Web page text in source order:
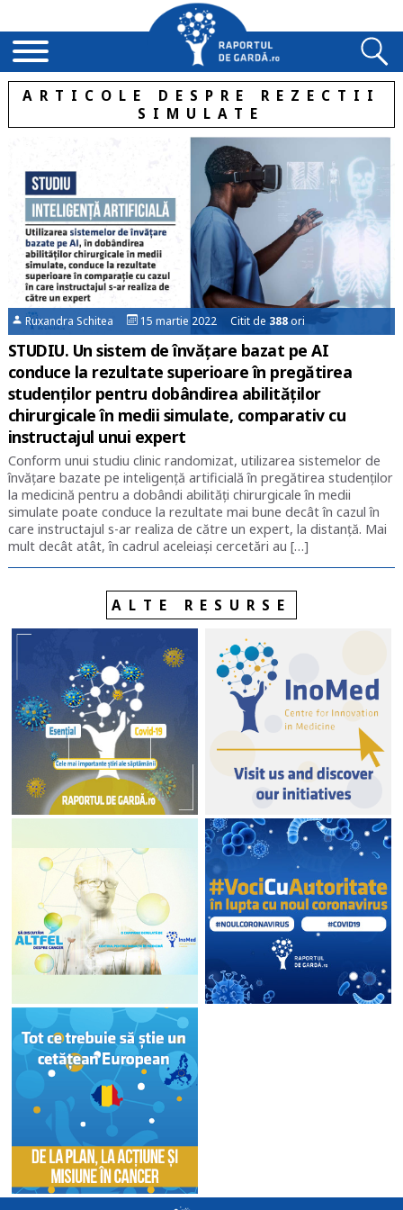
ARTICOLE DESPRE REZECTII
SIMULATE
Ruxandra Schitea 15 martie 2022 Citit de 388ori
STUDIU. Un sistem de învățare bazat pe AI
conduce la rezultate superioare în pregătirea
studenților pentru dobândirea abilităților
chirurgicale în medii simulate, comparativ cu
instructajul unui expert
Conform unui studiu clinic randomizat, utilizarea sistemelor de
învățare bazate pe inteligență artificială în pregătirea studenților
la medicină pentru a dobândi abilități chirurgicale în medii
simulate poate conduce la rezultate mai bune decât în cazul în
care instructajul s-ar realiza de către un expert, la distanță. Mai
mult decât atât, în cadrul aceleiași cercetări au […]
ALTE RESURSE